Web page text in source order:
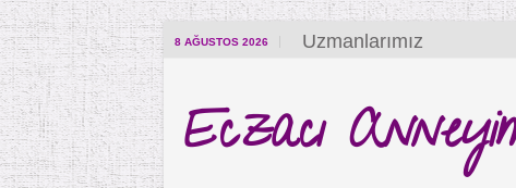
8 AĞUSTOS 2026 Uzmanlarımız
Eczacı